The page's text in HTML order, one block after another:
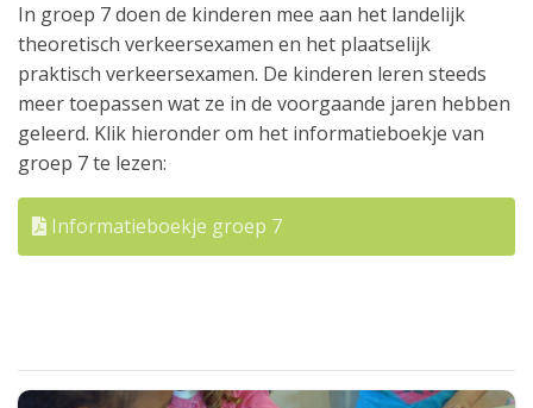
In groep 7 doen de kinderen mee aan het landelijk
theoretisch verkeersexamen en het plaatselijk
praktisch verkeersexamen. De kinderen leren steeds
meer toepassen wat ze in de voorgaande jaren hebben
geleerd. Klik hieronder om het informatieboekje van
groep 7 te lezen:
Informatieboekje groep 7